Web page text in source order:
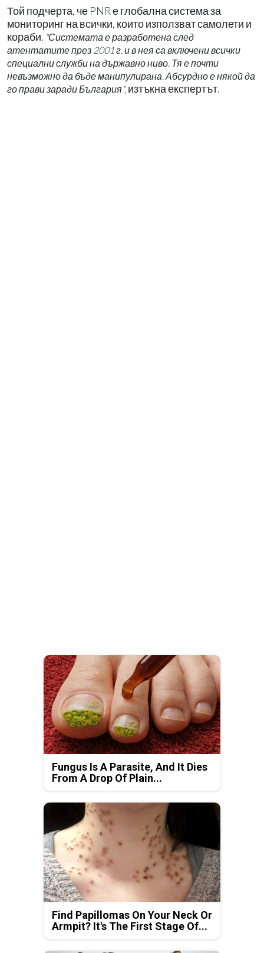
Той подчерта, че PNR е глобална система за
мониторинг на всички, които използват самолети и
кораби. "Системата е разработена след
атентатите през 2001 г. и в нея са включени всички
специални служби на държавно ниво. Тя е почти
невъзможно да бъде манипулирана. Абсурдно е някой да
го прави заради България", изтъкна експертът.
Fungus Is A Parasite, And It Dies
From A Drop Of Plain...
Find Papillomas On Your Neck Or
Armpit? It's The First Stage Of...